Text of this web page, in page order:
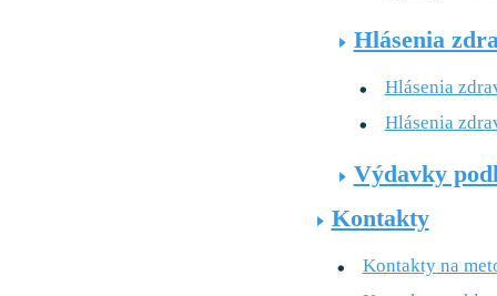
Hlásenia
Hlásenia
Hlásenia
Výdavky
Kontakty
Kontakty na